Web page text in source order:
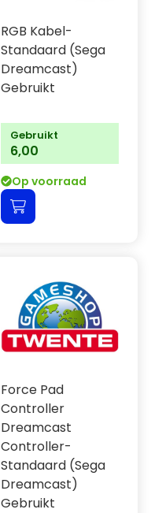
RGB Kabel-
Standaard (Sega
Dreamcast)
Gebruikt
Gebruikt
6,00
Op voorraad
Force Pad
Controller
Dreamcast
Controller-
Standaard (Sega
Dreamcast)
Gebruikt